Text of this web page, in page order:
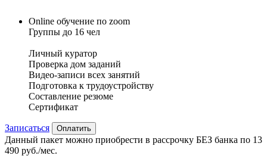
Online обучение по zoom
Группы до 16 чел
Личный куратор
Проверка дом заданий
Видео-записи всех занятий
Подготовка к трудоустройству
Составление резюме
Сертификат
Записаться Оплатить
Данный пакет можно приобрести в рассрочку БЕЗ банка по 13
490 руб./мес.